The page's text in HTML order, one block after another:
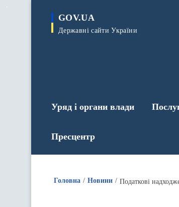
GOV.UA
Державні сайти України
Уряд і органи влади
Пресцентр
Головна Новини Податкові